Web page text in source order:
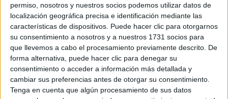
permiso, nosotros y nuestros socios podemos utilizar datos de
localización geográfica precisa e identificación mediante las
características de dispositivos. Puede hacer clic para otorgarnos
su consentimiento a nosotros y a nuestros 1731 socios para
que llevemos a cabo el procesamiento previamente descrito. De
forma alternativa, puede hacer clic para denegar su
consentimiento o acceder a información más detallada y
cambiar sus preferencias antes de otorgar su consentimiento.
Tenga en cuenta que algún procesamiento de sus datos
Un saludooo
Inicio
Etiquetas: La universidad - un mundo